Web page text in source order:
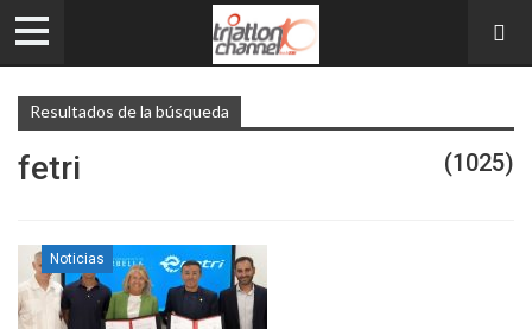
Resultados de la búsqueda
fetri (1025)
Noticias